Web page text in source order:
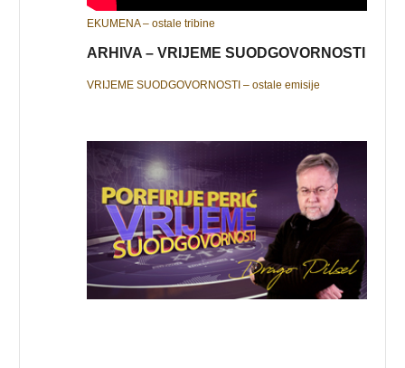
EKUMENA – ostale tribine
ARHIVA – VRIJEME SUODGOVORNOSTI
VRIJEME SUODGOVORNOSTI – ostale emisije